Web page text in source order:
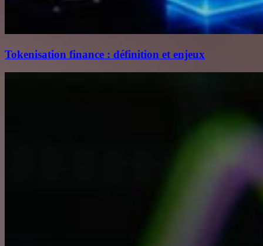
Tokenisation finance : définition et enjeux